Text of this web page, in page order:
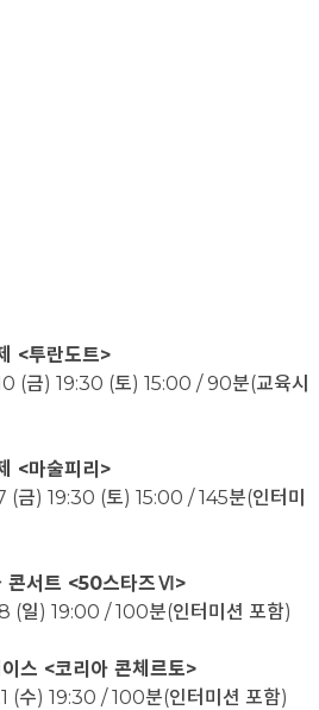
<투란도트>
(금) 19:30 (토) 15:00 / 90분(교육시
<마술피리>
(금) 19:30 (토) 15:00 / 145분(인터미
콘서트 <50스타즈Ⅵ>
(일) 19:00 / 100분(인터미션 포함)
스 <코리아 콘체르토>
(수) 19:30 / 100분(인터미션 포함)